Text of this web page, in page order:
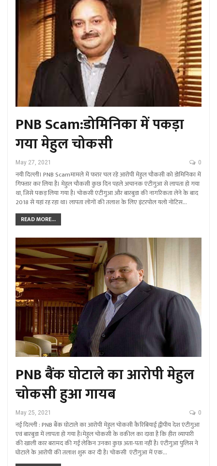
PNB Scam:डोमिनिका में पकड़ा
गया मेहुल चोकसी
May 27, 2021 0
नयी दिल्ली। PNB Scamमामले में फरार चल रहे आरोपी मेहुल चौकसी को डोमिनिका में
गिफ्तार कर लिया है। मेहुल चौकसी कुछ दिन पहले अचानक एंटीगुआ से लापता हो गया
था, जिसे पकड़ लिया गया है। चोकसी एंटीगुआ और बारबुडा की नागरिकता लेने के बाद
2018 से यहां रह रहा था। लापता लोगों की तलाश के लिए इंटरपोल यलो नोटिस…
READ MORE...
PNB बैंक घोटाले का आरोपी मेहुल
चोकसी हुआ गायब
May 25, 2021 0
नई दिल्ली : PNB बैंक घोटाले का आरोपी मेहुल चोकसी कैरिबियाई द्वीपीय देश एंटीगुआ
एवं बारबुडा में लापता हो गया है।मेहुल चोकसी के वकील का दावा है कि हीरा व्यापारी
की खाली कार बरामद की गई लेकिन उनका कुछ अता-पता नहीं है। एंटीगुआ पुलिस ने
घोटाले के आरोपी की तलाश शुरू कर दी है। चोकसी एंटीगुआ में एक…